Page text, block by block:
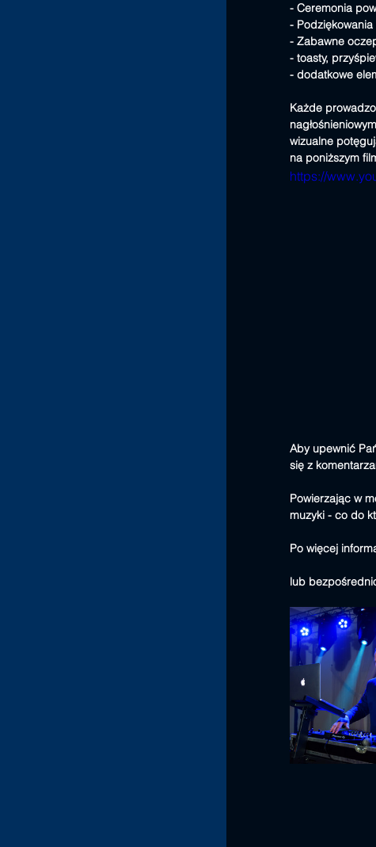
- Ceremonia
-
- Zabawne
- toasty,
- dodatkowe
Każde
wizualne
na poniższym
https://
Aby upewnić
się z
Powierzając w
muzyki - co do
Po więcej
lub